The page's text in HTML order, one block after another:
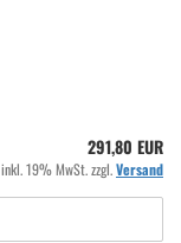
291,80 EUR
inkl. 19% MwSt. zzgl.Versand